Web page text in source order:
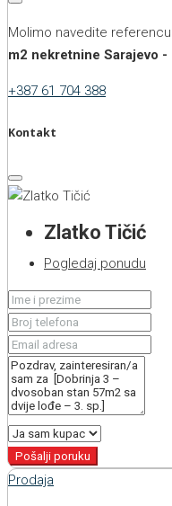
Molimo navedite
m2 nekretnine Sarajevo
+387 61 704 388
Kontakt
Zlatko Tičić
Pogledaj ponudu
Pošalji poruku
Prodaja